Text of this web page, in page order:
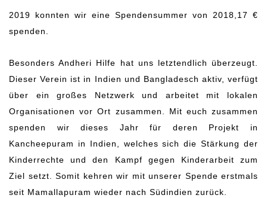
2019 konnten wir eine Spendensummer von 2018,17 €
spenden.
Besonders Andheri Hilfe hat uns letztendlich überzeugt.
Dieser Verein ist in Indien und Bangladesch aktiv, verfügt
über ein großes Netzwerk und arbeitet mit lokalen
Organisationen vor Ort zusammen. Mit euch zusammen
spenden wir dieses Jahr für deren Projekt in
Kancheepuram in Indien, welches sich die Stärkung der
Kinderrechte und den Kampf gegen Kinderarbeit zum
Ziel setzt. Somit kehren wir mit unserer Spende erstmals
seit Mamallapuram wieder nach Südindien zurück.